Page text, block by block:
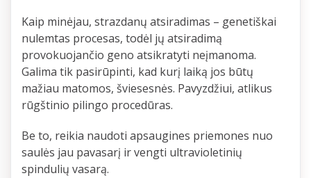
Kaip minėjau, strazdanų atsiradimas – genetiškai
nulemtas procesas, todėl jų atsiradimą
provokuojančio geno atsikratyti neįmanoma.
Galima tik pasirūpinti, kad kurį laiką jos būtų
mažiau matomos, šviesesnės. Pavyzdžiui, atlikus
rūgštinio pilingo procedūras.
Be to, reikia naudoti apsaugines priemones nuo
saulės jau pavasarį ir vengti ultravioletinių
spindulių vasarą.